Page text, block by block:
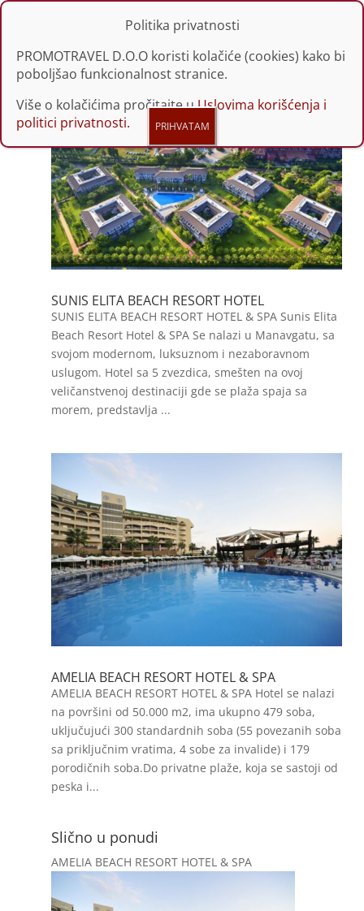
SUNIS ELITA BEACH RESORT HOTEL
SUNIS ELITA BEACH RESORT HOTEL & SPA Sunis Elita
Beach Resort Hotel & SPA Se nalazi u Manavgatu, sa
svojom modernom, luksuznom i nezaboravnom
uslugom. Hotel sa 5 zvezdica, smešten na ovoj
veličanstvenoj destinaciji gde se plaža spaja sa
morem, predstavlja ...
AMELIA BEACH RESORT HOTEL & SPA
AMELIA BEACH RESORT HOTEL & SPA Hotel se nalazi
na površini od 50.000 m2, ima ukupno 479 soba,
uključujući 300 standardnih soba (55 povezanih soba
sa priključnim vratima, 4 sobe za invalide) i 179
porodičnih soba.Do privatne plaže, koja se sastoji od
peska i...
Slično u ponudi
AMELIA BEACH RESORT HOTEL & SPA
Politika privatnosti
PROMOTRAVEL D.O.O koristi kolačiće (cookies) kako bi
poboljšao funkcionalnost stranice.
Više o kolačićima pročitajte uUslovima korišćenja i
politici privatnosti.